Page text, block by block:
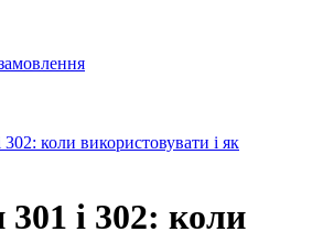
коли використовувати і як
і 302: коли